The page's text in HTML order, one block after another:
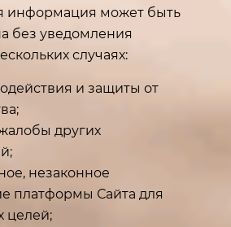
информация может быть
без уведомления
случаях:
и защиты от
других
незаконное
платформы Сайта для
целей;